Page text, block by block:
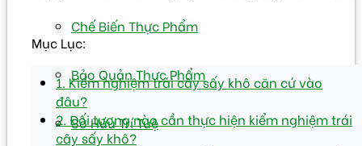
Chế Biến Thực Phẩm
Bảo Quản Thực Phẩm
Sở Hữu Trí Tuệ
Mục Lục:
1. Kiểm nghiệm trái cây sấy khô căn cứ vào
đâu?
2. Đối tượng nào cần thực hiện kiểm nghiệm trái
cây sấy khô?